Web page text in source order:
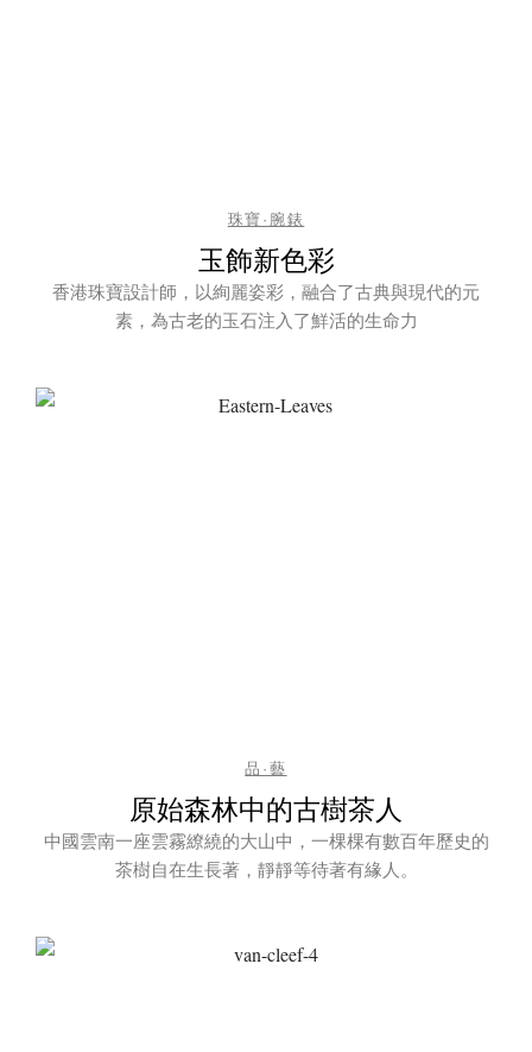
珠寶·腕錶
玉飾新色彩
香港珠寶設計師，以絢麗姿彩，融合了古典與現代的元
素，為古老的玉石注入了鮮活的生命力
品·藝
原始森林中的古樹茶人
中國雲南一座雲霧繚繞的大山中，一棵棵有數百年歷史的
茶樹自在生長著，靜靜等待著有緣人。